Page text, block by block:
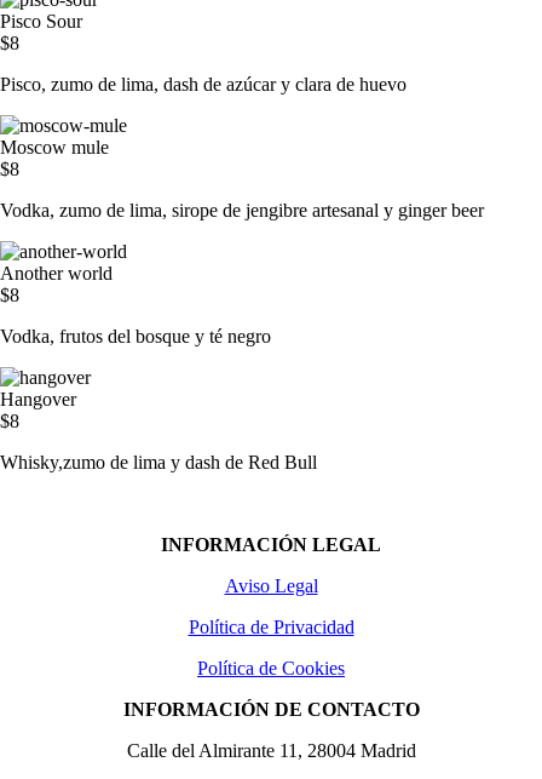
Pisco Sour
$8
Pisco, zumo de lima, dash de azúcar y clara de huevo
Moscow mule
$8
Vodka, zumo de lima, sirope de jengibre artesanal y ginger beer
Another world
$8
Vodka, frutos del bosque y té negro
Hangover
$8
Whisky,zumo de lima y dash de Red Bull
INFORMACIÓN LEGAL
Aviso Legal
Política de Privacidad
Política de Cookies
INFORMACIÓN DE CONTACTO
Calle del Almirante 11, 28004 Madrid